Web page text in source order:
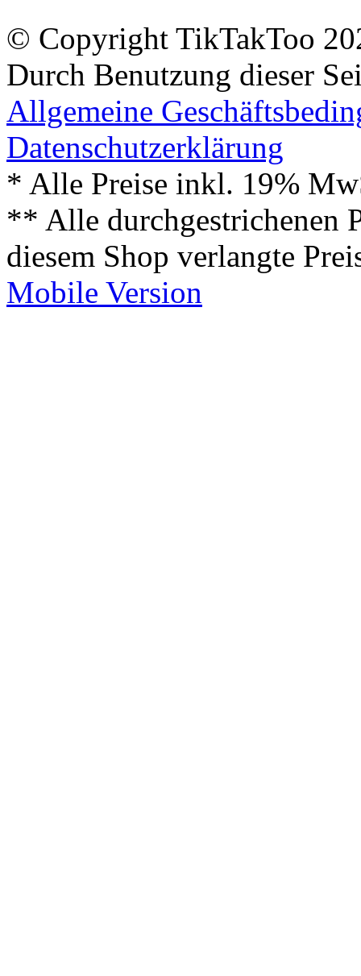
© Copyright TikTakToo
Durch Benutzung dieser
Allgemeine
Datenschutzerklärung
* Alle Preise inkl. 19%
** Alle durchgestrichenen
diesem Shop verlangte
Mobile Version